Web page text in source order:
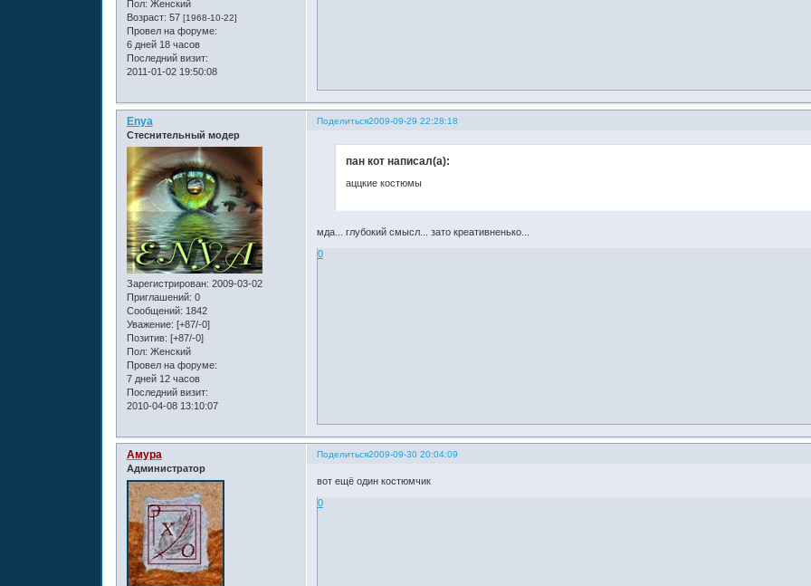
Пол: Женский
Возраст: 57 [1968-10-22]
Провел на форуме:
6 дней 18 часов
Последний визит:
2011-01-02 19:50:08
Поделиться2009-09-29 22:28:18
Enya
Стеснительный модер
Зарегистрирован: 2009-03-02
Приглашений: 0
Сообщений: 1842
Уважение: [+87/-0]
Позитив: [+87/-0]
Пол: Женский
Провел на форуме:
7 дней 12 часов
Последний визит:
2010-04-08 13:10:07
пан кот написал(а):
аццкие костюмы
мда... глубокий смысл... зато креативненько...
0
Поделиться2009-09-30 20:04:09
Амура
Администратор
вот ещё один костюмчик
0